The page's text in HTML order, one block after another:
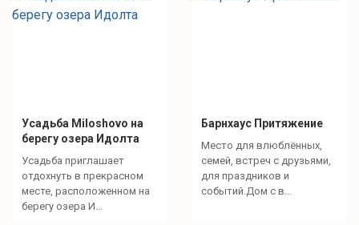
Усадьба Miloshovo на
берегу озера Идолта
Усадьба приглашает
отдохнуть в прекрасном
месте, расположенном на
берегу озера И...
Барнхаус Притяжение
Место для влюблённых,
семей, встреч с друзьями,
для праздников и
событий.Дом с в...